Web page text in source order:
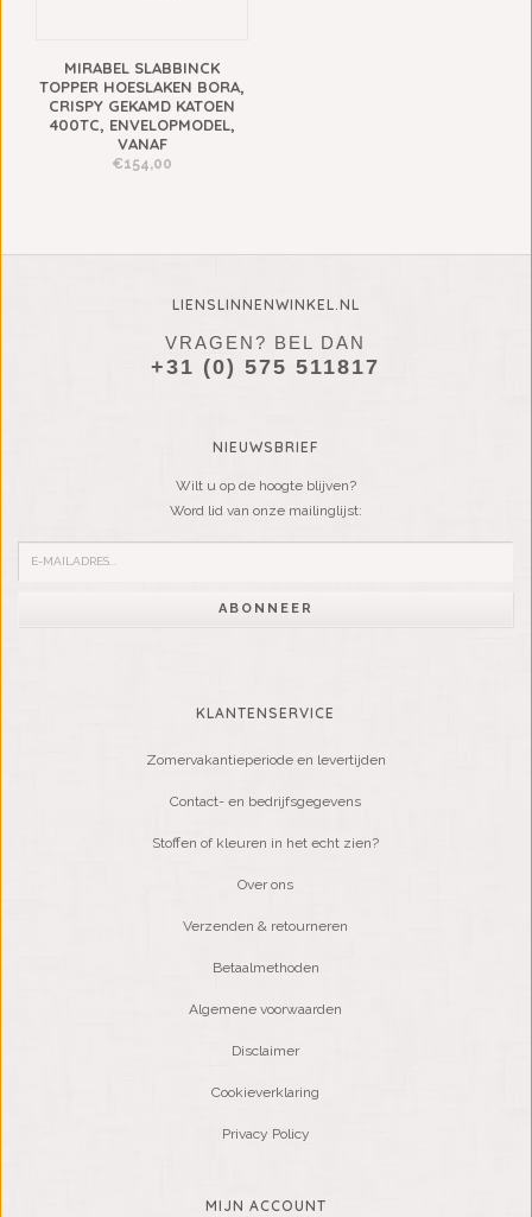
MIRABEL SLABBINCK
TOPPER HOESLAKEN BORA,
CRISPY GEKAMD KATOEN
400TC, ENVELOPMODEL,
VANAF
€154,00
LIENSLINNENWINKEL.NL
VRAGEN? BEL DAN
+31 (0) 575 511817
NIEUWSBRIEF
Wilt u op de hoogte blijven?
Word lid van onze mailinglijst:
ABONNEER
KLANTENSERVICE
Zomervakantieperiode en levertijden
Contact- en bedrijfsgegevens
Stoffen of kleuren in het echt zien?
Over ons
Verzenden & retourneren
Betaalmethoden
Algemene voorwaarden
Disclaimer
Cookieverklaring
Privacy Policy
MIJN ACCOUNT